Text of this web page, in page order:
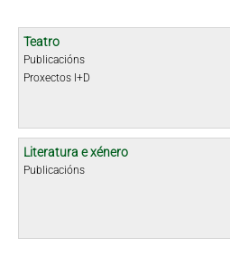
Teatro
Publicacións
Proxectos I+D
Literatura e xénero
Publicacións